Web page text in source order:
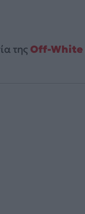
της Off-White